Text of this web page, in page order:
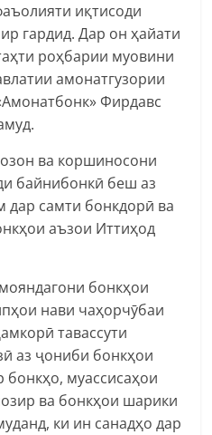
иқтисоди
гардид. Дар он ҳайати
роҳбарии муовини
амонатгузории
Фирдавс
ва коршиносони
байнибонкӣ беш аз
самти бонкдорӣ ва
аъзои Иттиҳод
бонкҳои
нави чаҳорчӯбаи
тавассути
аз ҷониби бонкҳои
бонкҳо, муассисаҳои
ва бонкҳои шарики
ки ин санадҳо дар